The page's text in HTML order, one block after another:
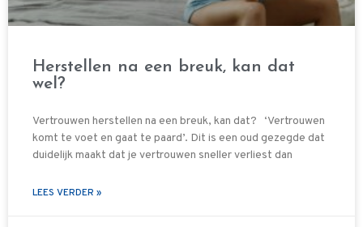
Herstellen na een breuk, kan dat
wel?
Vertrouwen herstellen na een breuk, kan dat? ‘Vertrouwen
komt te voet en gaat te paard’. Dit is een oud gezegde dat
duidelijk maakt dat je vertrouwen sneller verliest dan
LEES VERDER »